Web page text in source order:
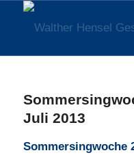
Juli 2013
Sommersingwoche